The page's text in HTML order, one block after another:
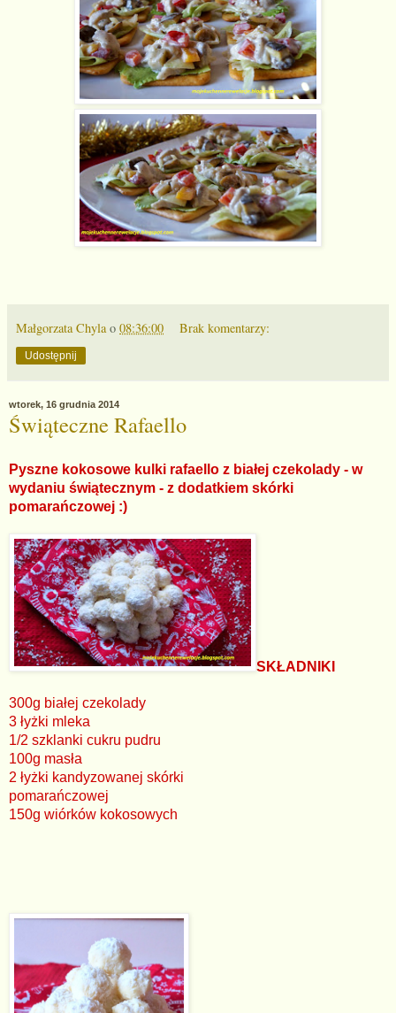
Małgorzata Chyla o 08:36:00 Brak komentarzy:
Udostępnij
wtorek, 16 grudnia 2014
Świąteczne Rafaello
Pyszne kokosowe kulki rafaello z białej czekolady - w
wydaniu świątecznym - z dodatkiem skórki
pomarańczowej :)
SKŁADNIKI
300g białej czekolady
3 łyżki mleka
1/2 szklanki cukru pudru
100g masła
2 łyżki kandyzowanej skórki
pomarańczowej
150g wiórków kokosowych